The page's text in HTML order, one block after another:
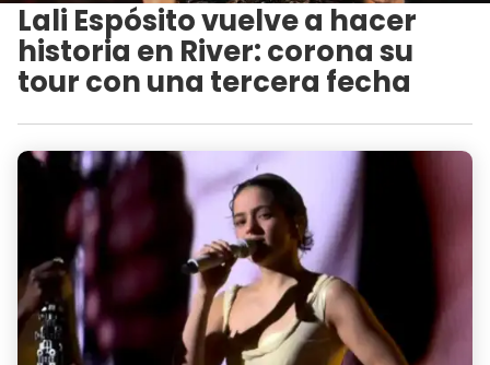
Lali Espósito vuelve a hacer
historia en River: corona su
tour con una tercera fecha